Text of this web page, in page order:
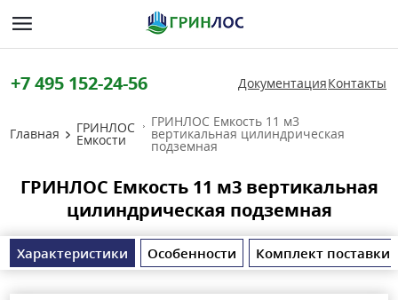
+7 495 152-24-56 ДокументацияКонтакты
Главная ГРИНЛОС
Емкости
ГРИНЛОС Емкость 11 м3
вертикальная цилиндрическая
подземная
ГРИНЛОС Емкость 11 м3 вертикальная
цилиндрическая подземная
Характеристики Особенности Комплект поставки